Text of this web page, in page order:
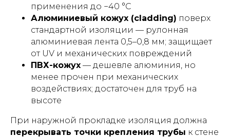
применения до −40 °C
Алюминиевый кожух (cladding) поверх
стандартной изоляции — рулонная
алюминиевая лента 0,5–0,8 мм; защищает
от UV и механических повреждений
ПВХ-кожух — дешевле алюминия, но
менее прочен при механических
воздействиях; достаточен для труб на
высоте
При наружной прокладке изоляция должна
перекрывать точки крепления трубы к стене